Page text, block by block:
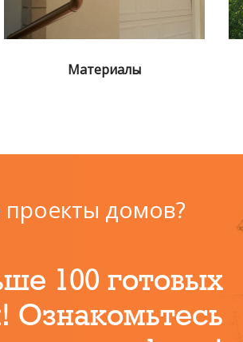
Материалы
проекты домов?
100 готовых
Ознакомьтесь